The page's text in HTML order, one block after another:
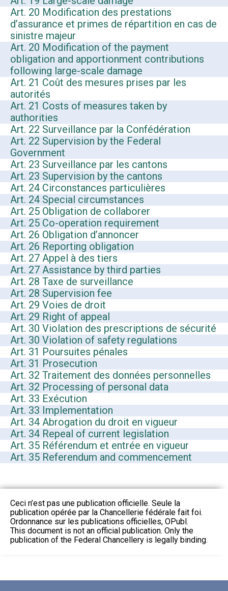
Art. 20 Modification des prestations
d’assurance et primes de répartition en cas de
sinistre majeur
Art. 20 Modification of the payment
obligation and apportionment contributions
following large-scale damage
Art. 21 Coût des mesures prises par les
autorités
Art. 21 Costs of measures taken by
authorities
Art. 22 Surveillance par la Confédération
Art. 22 Supervision by the Federal
Government
Art. 23 Surveillance par les cantons
Art. 23 Supervision by the cantons
Art. 24 Circonstances particulières
Art. 24 Special circumstances
Art. 25 Obligation de collaborer
Art. 25 Co-operation requirement
Art. 26 Obligation d’annoncer
Art. 26 Reporting obligation
Art. 27 Appel à des tiers
Art. 27 Assistance by third parties
Art. 28 Taxe de surveillance
Art. 28 Supervision fee
Art. 29 Voies de droit
Art. 29 Right of appeal
Art. 30 Violation des prescriptions de sécurité
Art. 30 Violation of safety regulations
Art. 31 Poursuites pénales
Art. 31 Prosecution
Art. 32 Traitement des données personnelles
Art. 32 Processing of personal data
Art. 33 Exécution
Art. 33 Implementation
Art. 34 Abrogation du droit en vigueur
Art. 34 Repeal of current legislation
Art. 35 Référendum et entrée en vigueur
Art. 35 Referendum and commencement
Ceci n’est pas une publication officielle. Seule la
publication opérée par la Chancellerie fédérale fait foi.
Ordonnance sur les publications officielles, OPubl.
This document is not an official publication. Only the
publication of the Federal Chancellery is legally binding.